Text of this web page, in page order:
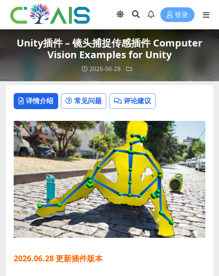
登录
Unity插件 – 镜头捕捉传感插件 Computer
Vision Examples for Unity
2026-06-28
详情介绍 常见问题 评论建议
2026.06.28 更新插件版本